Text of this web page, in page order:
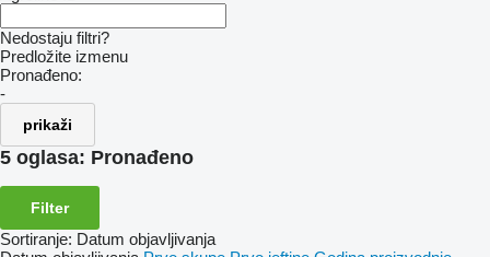
Nedostaju filtri?
Predložite izmenu
Pronađeno:
-
prikaži
5 oglasa: Pronađeno
Filter
Sortiranje: Datum objavljivanja